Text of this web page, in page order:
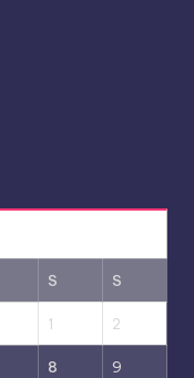
S S
1 2
8 9